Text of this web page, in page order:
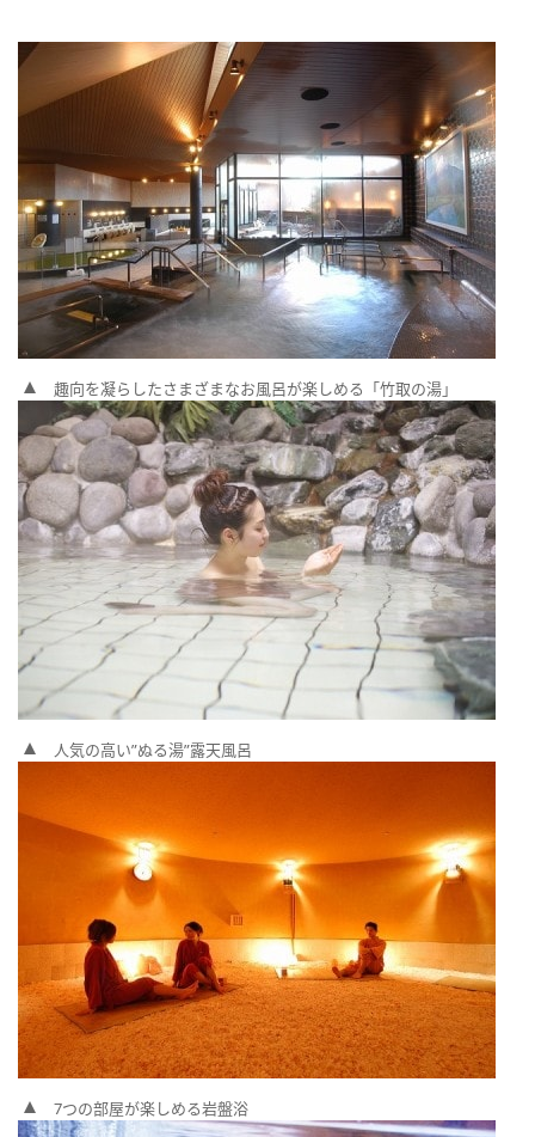
趣向を凝らしたさまざまなお風呂が楽しめる「竹取の湯」
人気の高い”ぬる湯”露天風呂
7つの部屋が楽しめる岩盤浴